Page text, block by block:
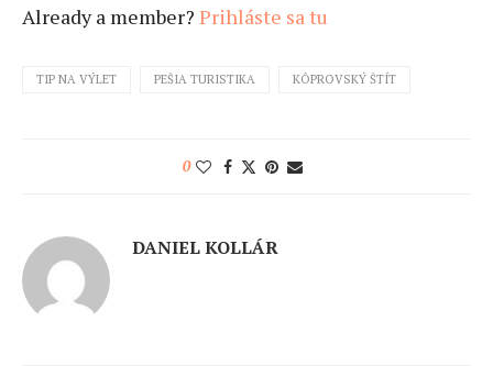
Already a member? Prihláste sa tu
TIP NA VÝLET PEŠIA TURISTIKA KÔPROVSKÝ ŠTÍT
0
DANIEL KOLLÁR